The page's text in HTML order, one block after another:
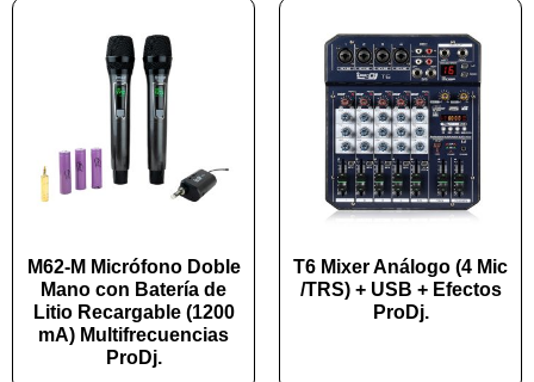
M62-M Micrófono Doble
Mano con Batería de
Litio Recargable (1200
mA) Multifrecuencias
ProDj.
T6 Mixer Análogo (4 Mic
/TRS) + USB + Efectos
ProDj.